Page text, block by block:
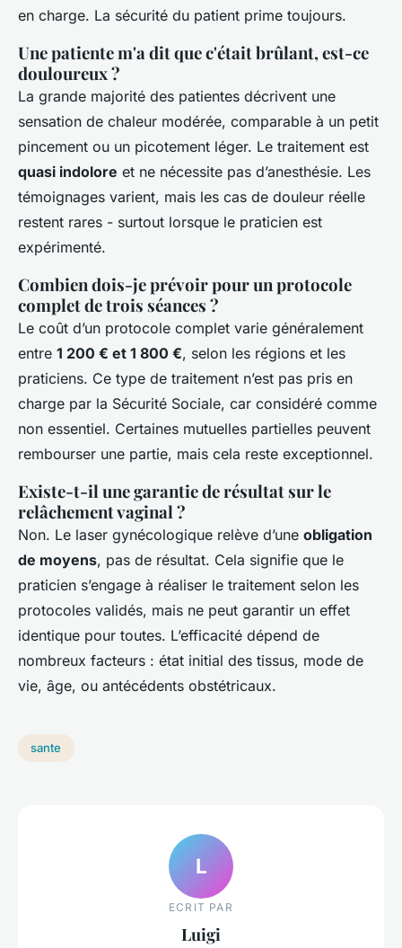
en charge. La sécurité du patient prime toujours.
Une patiente m'a dit que c'était brûlant, est-ce
douloureux ?
La grande majorité des patientes décrivent une
sensation de chaleur modérée, comparable à un petit
pincement ou un picotement léger. Le traitement est
quasi indolore et ne nécessite pas d’anesthésie. Les
témoignages varient, mais les cas de douleur réelle
restent rares - surtout lorsque le praticien est
expérimenté.
Combien dois-je prévoir pour un protocole
complet de trois séances ?
Le coût d’un protocole complet varie généralement
entre 1 200 € et 1 800 €, selon les régions et les
praticiens. Ce type de traitement n’est pas pris en
charge par la Sécurité Sociale, car considéré comme
non essentiel. Certaines mutuelles partielles peuvent
rembourser une partie, mais cela reste exceptionnel.
Existe-t-il une garantie de résultat sur le
relâchement vaginal ?
Non. Le laser gynécologique relève d’une obligation
de moyens, pas de résultat. Cela signifie que le
praticien s’engage à réaliser le traitement selon les
protocoles validés, mais ne peut garantir un effet
identique pour toutes. L’efficacité dépend de
nombreux facteurs : état initial des tissus, mode de
vie, âge, ou antécédents obstétricaux.
sante
L
ECRIT PAR
Luigi